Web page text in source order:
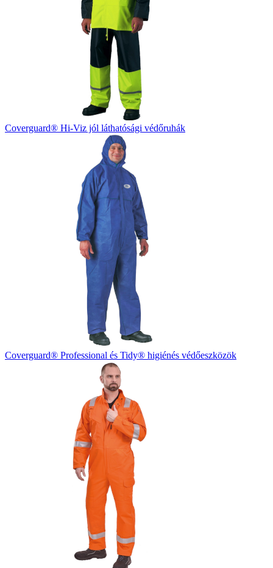
Coverguard® Hi-Viz jól láthatósági védőruhák
Coverguard® Professional és Tidy® higiénés védőeszközök